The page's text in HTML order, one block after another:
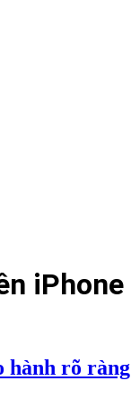
iPhone
hành rõ ràng